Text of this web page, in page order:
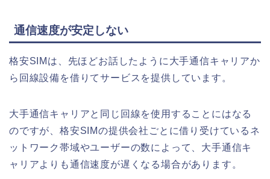
通信速度が安定しない
格安SIMは、先ほどお話したように大手通信キャリアか
ら回線設備を借りてサービスを提供しています。
大手通信キャリアと同じ回線を使用することにはなる
のですが、格安SIMの提供会社ごとに借り受けているネ
ットワーク帯域やユーザーの数によって、大手通信キ
ャリアよりも通信速度が遅くなる場合があります。